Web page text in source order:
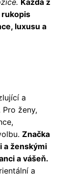
rukopis
luxusu a
a
ženy,
Značka
a ženskými
a vášeň.
a